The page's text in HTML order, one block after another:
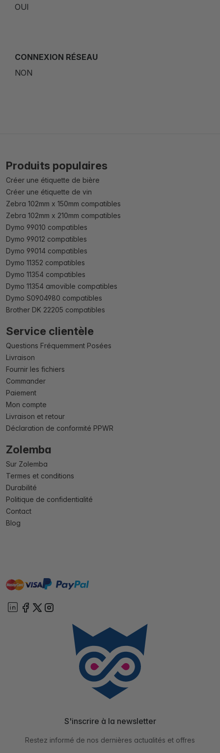
OUI
CONNEXION RÉSEAU
NON
Produits populaires
Créer une étiquette de bière
Créer une étiquette de vin
Zebra 102mm x 150mm compatibles
Zebra 102mm x 210mm compatibles
Dymo 99010 compatibles
Dymo 99012 compatibles
Dymo 99014 compatibles
Dymo 11352 compatibles
Dymo 11354 compatibles
Dymo 11354 amovible compatibles
Dymo S0904980 compatibles
Brother DK 22205 compatibles
Service clientèle
Questions Fréquemment Posées
Livraison
Fournir les fichiers
Commander
Paiement
Mon compte
Livraison et retour
Déclaration de conformité PPWR
Zolemba
Sur Zolemba
Termes et conditions
Durabilité
Politique de confidentialité
Contact
Blog
mastervisa paypal
S'inscrire à la newsletter
Restez informé de nos dernières actualités et offres